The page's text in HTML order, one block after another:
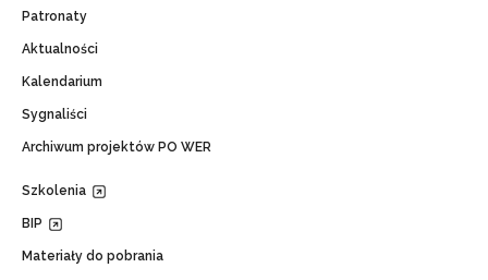
Patronaty
Aktualności
Kalendarium
Sygnaliści
Archiwum projektów PO WER
Szkolenia
BIP
Materiały do pobrania